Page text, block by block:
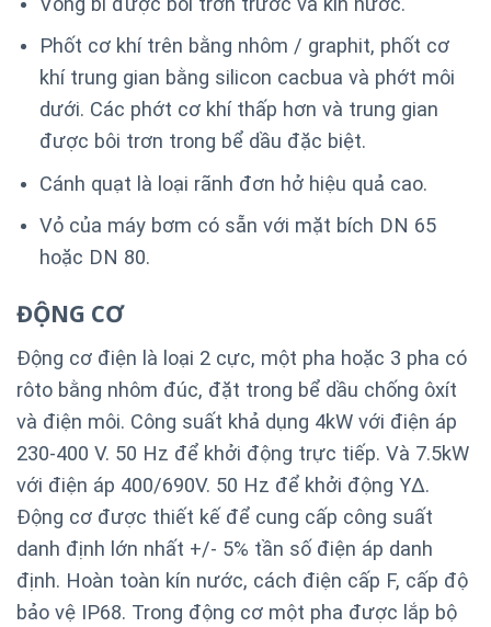
Phốt cơ khí trên bằng nhôm / graphit, phốt cơ
khí trung gian bằng silicon cacbua và phớt môi
dưới. Các phớt cơ khí thấp hơn và trung gian
được bôi trơn trong bể dầu đặc biệt.
Cánh quạt là loại rãnh đơn hở hiệu quả cao.
Vỏ của máy bơm có sẵn với mặt bích DN 65
hoặc DN 80.
ĐỘNG CƠ
Động cơ điện là loại 2 cực, một pha hoặc 3 pha có
rôto bằng nhôm đúc, đặt trong bể dầu chống ôxít
và điện môi. Công suất khả dụng 4kW với điện áp
230-400 V. 50 Hz để khởi động trực tiếp. Và 7.5kW
với điện áp 400/690V. 50 Hz để khởi động YΔ.
Động cơ được thiết kế để cung cấp công suất
danh định lớn nhất +/- 5% tần số điện áp danh
định. Hoàn toàn kín nước, cách điện cấp F, cấp độ
bảo vệ IP68. Trong động cơ một pha được lắp bộ